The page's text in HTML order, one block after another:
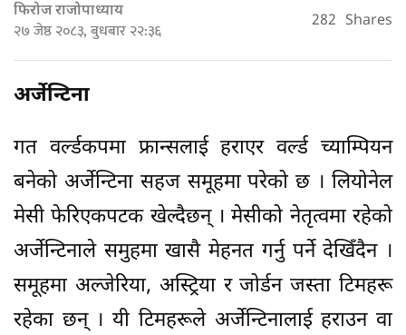
फिरोज राजोपाध्याय
२७ जेष्ठ २०८३, बुधबार २२:३६ 282 Shares
अर्जेन्टिना
गत वर्ल्डकपमा फ्रान्सलाई हराएर वर्ल्ड च्याम्पियन
बनेको अर्जेन्टिना सहज समूहमा परेको छ । लियोनेल
मेसी फेरिएकपटक खेल्दैछन् । मेसीको नेतृत्वमा रहेको
अर्जेन्टिनाले समुहमा खासै मेहनत गर्नु पर्ने देखिँदैन ।
समूहमा अल्जेरिया, अस्ट्रिया र जोर्डन जस्ता टिमहरू
रहेका छन् । यी टिमहरूले अर्जेन्टिनालाई हराउन वा